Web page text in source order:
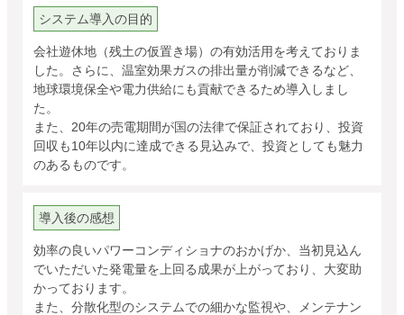
システム導入の目的
会社遊休地（残土の仮置き場）の有効活用を考えておりま
した。さらに、温室効果ガスの排出量が削減できるなど、
地球環境保全や電力供給にも貢献できるため導入しまし
た。
また、20年の売電期間が国の法律で保証されており、投資
回収も10年以内に達成できる見込みで、投資としても魅力
のあるものです。
導入後の感想
効率の良いパワーコンディショナのおかげか、当初見込ん
でいただいた発電量を上回る成果が上がっており、大変助
かっております。
また、分散化型のシステムでの細かな監視や、メンテナン